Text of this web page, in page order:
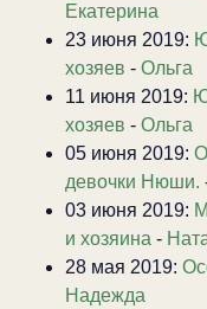
Екатерина
23 июня 2019:
хозяев - Ольга
11 июня 2019:
хозяев - Ольга
05 июня 2019:
девочки Нюши.
03 июня 2019:
и хозяина -
28 мая 2019:
Надежда